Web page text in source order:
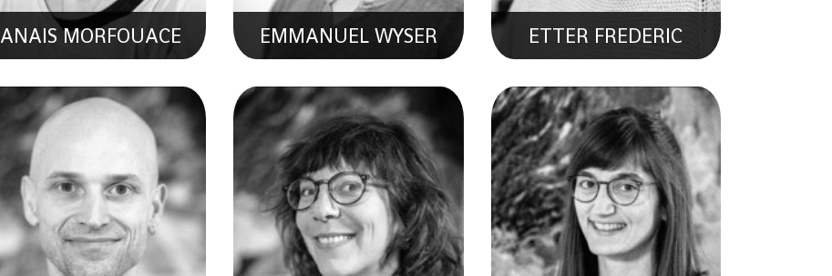
ANAIS MORFOUACE EMMANUEL WYSER ETTER FREDERIC
CLAIRE CARLIER
Collaboratrice Scentifique En
Hydrogéologie
ANTOINE CARRON
Collaborateur Scentifique En
Hydrogéologie
DAVID ZUFFEREY
Etudiant En Informatique